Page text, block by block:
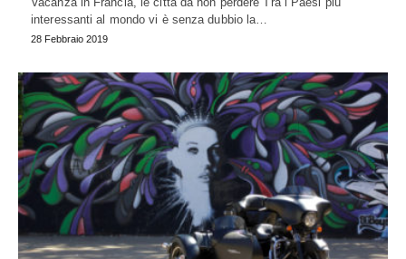
interessanti al mondo vi è senza dubbio la…
28 Febbraio 2019